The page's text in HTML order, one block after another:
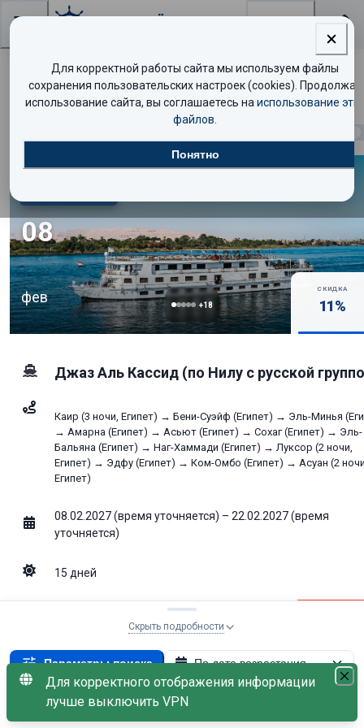
Поиск круизов
Скрыть подробности
Параметры поиска По дате возрастания
С наличием мест 01.02.2027 ×
+18
СКИДКА
11%
08
фев
Джаз Аль Кассид (по Нилу с русской
Каир (3 ночи, Египет) → Бени-Суэйф (Египет) → Эль-Минья
→ Амарна (Египет) → Асьют (Египет) → Сохаг (Египет) → Эль-
Бальяна (Египет) → Наг-Хаммади (Египет) → Луксор (2 ночи,
Египет) → Эдфу (Египет) → Ком-Омбо (Египет) → Асуан (2
Египет)
08.02.2027 (время уточняется) – 22.02.2027 (время
уточняется)
15 дней
без скидки
В наличии одноместная каюта
Для корректной работы сайта мы используем файлы
сохранения пользовательских настроек (cookies). Продолжая
использование сайта, вы соглашаетесь на использование
файлов
Понятно
Для корректного отображения информации
лучше выключить VPN